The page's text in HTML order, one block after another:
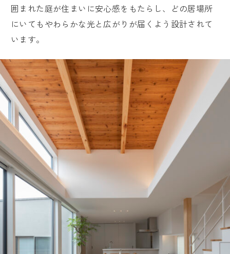
囲まれた庭が住まいに安心感をもたらし、どの居場所
にいてもやわらかな光と広がりが届くよう設計されて
います。